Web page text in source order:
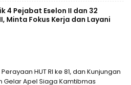
4 Pejabat Eselon II dan 32
Minta Fokus Kerja dan Layani
HUT RI ke 81, dan Kunjungan
Gelar Apel Siaga Kamtibmas